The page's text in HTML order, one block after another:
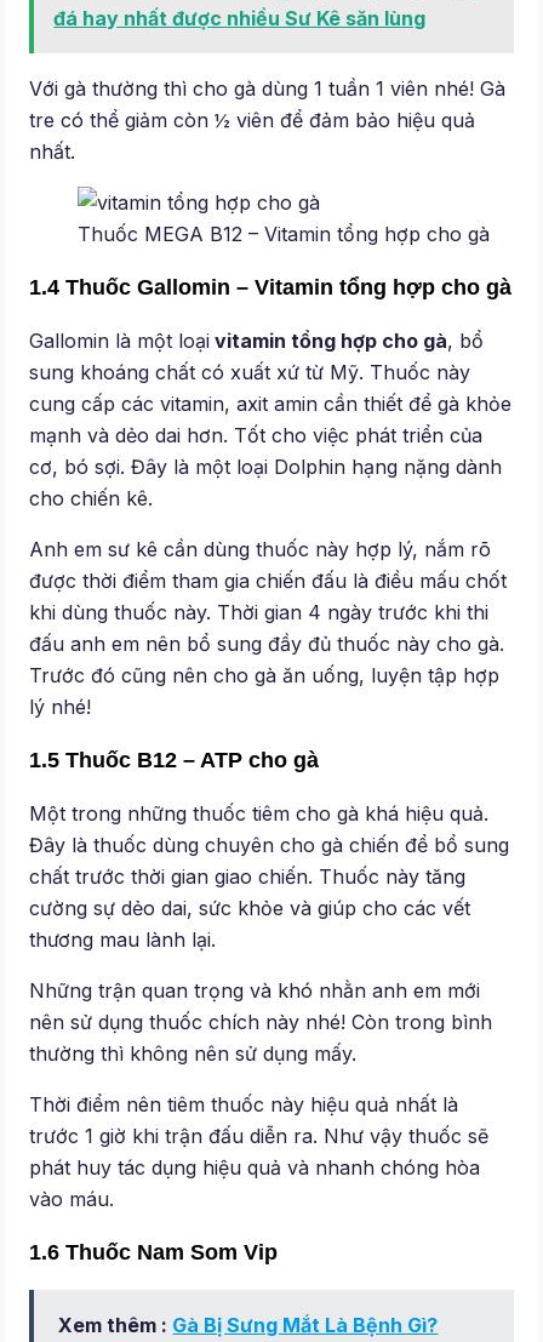
đá hay nhất được nhiều Sư Kê săn lùng
Với gà thường thì cho gà dùng 1 tuần 1 viên nhé! Gà
tre có thể giảm còn ½ viên để đảm bảo hiệu quả
nhất.
Thuốc MEGA B12 – Vitamin tổng hợp cho gà
1.4 Thuốc Gallomin – Vitamin tổng hợp cho gà
Gallomin là một loại vitamin tổng hợp cho gà, bổ
sung khoáng chất có xuất xứ từ Mỹ. Thuốc này
cung cấp các vitamin, axit amin cần thiết để gà khỏe
mạnh và dẻo dai hơn. Tốt cho việc phát triển của
cơ, bó sợi. Đây là một loại Dolphin hạng nặng dành
cho chiến kê.
Anh em sư kê cần dùng thuốc này hợp lý, nắm rõ
được thời điểm tham gia chiến đấu là điều mấu chốt
khi dùng thuốc này. Thời gian 4 ngày trước khi thi
đấu anh em nên bổ sung đầy đủ thuốc này cho gà.
Trước đó cũng nên cho gà ăn uống, luyện tập hợp
lý nhé!
1.5 Thuốc B12 – ATP cho gà
Một trong những thuốc tiêm cho gà khá hiệu quả.
Đây là thuốc dùng chuyên cho gà chiến để bổ sung
chất trước thời gian giao chiến. Thuốc này tăng
cường sự dẻo dai, sức khỏe và giúp cho các vết
thương mau lành lại.
Những trận quan trọng và khó nhằn anh em mới
nên sử dụng thuốc chích này nhé! Còn trong bình
thường thì không nên sử dụng mấy.
Thời điểm nên tiêm thuốc này hiệu quả nhất là
trước 1 giờ khi trận đấu diễn ra. Như vậy thuốc sẽ
phát huy tác dụng hiệu quả và nhanh chóng hòa
vào máu.
1.6 Thuốc Nam Som Vip
Xem thêm : Gà Bị Sưng Mắt Là Bệnh Gì?